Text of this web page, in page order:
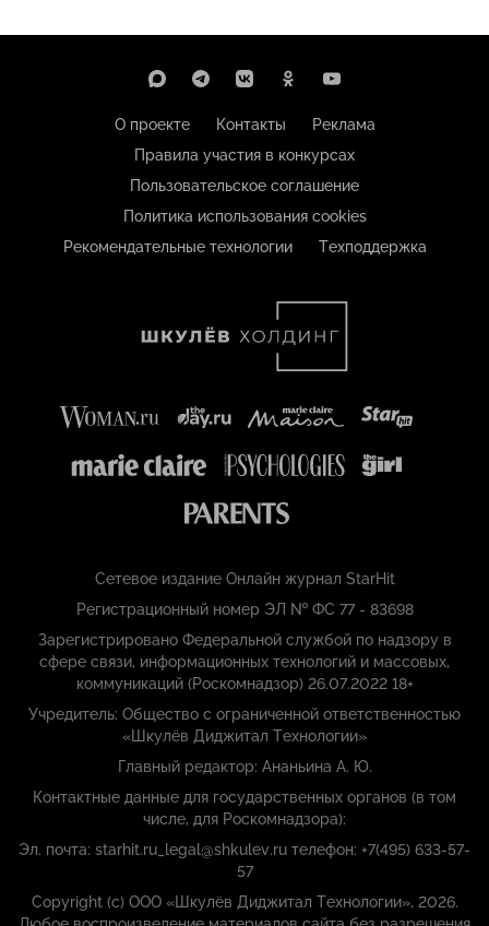
О проекте Контакты
Реклама
Правила участия в конкурсах
Пользовательское соглашение
Политика использования cookies
Рекомендательные технологии
Техподдержка
Сетевое издание Онлайн журнал StarHit
Регистрационный номер ЭЛ № ФС 77 - 83698
Зарегистрировано Федеральной службой по надзору в
сфере связи, информационных технологий и массовых,
коммуникаций (Роскомнадзор) 26.07.2022 18+
Учредитель: Общество с ограниченной ответственностью
«Шкулёв Диджитал Технологии»
Главный редактор: Ананьина А. Ю.
Контактные данные для государственных органов (в том
числе, для Роскомнадзора):
Эл. почта: starhit.ru_legal@shkulev.ru телефон: +7(495) 633-57-
57
Copyright (с) ООО «Шкулёв Диджитал Технологии», 2026.